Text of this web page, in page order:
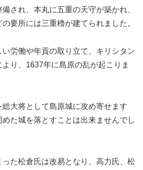
され、本丸に五重の天守が築かれ、
要所には三重櫓が建てられました。
い労働や年貢の取り立て、キリシタン
り、1637年に島原の乱が起こりま
大将として島原城に攻め寄せます
た城を落とすことは出来ませんでし
た松倉氏は改易となり、高力氏、松